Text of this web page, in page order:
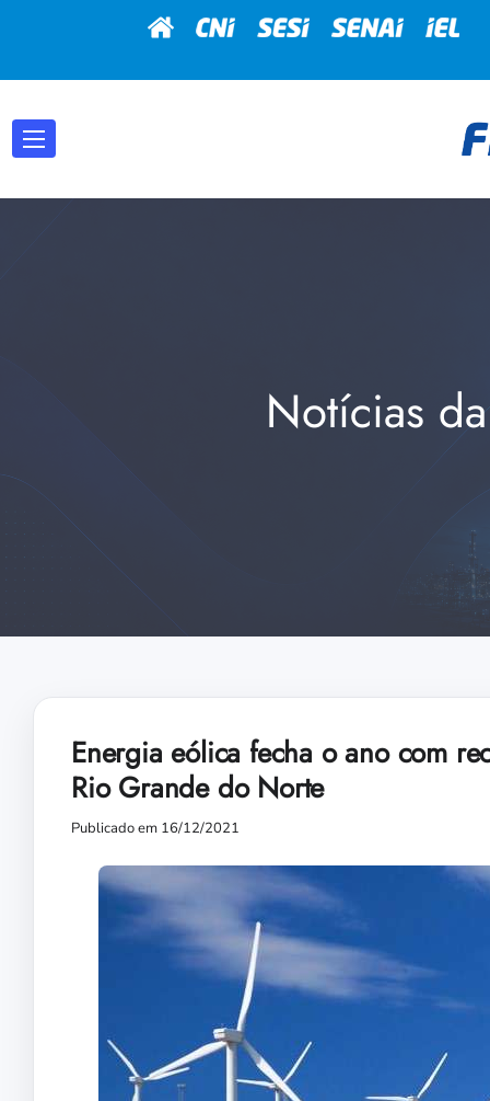
Notícias
Energia eólica fecha o ano com
Rio Grande do Norte
Publicado em 16/12/2021